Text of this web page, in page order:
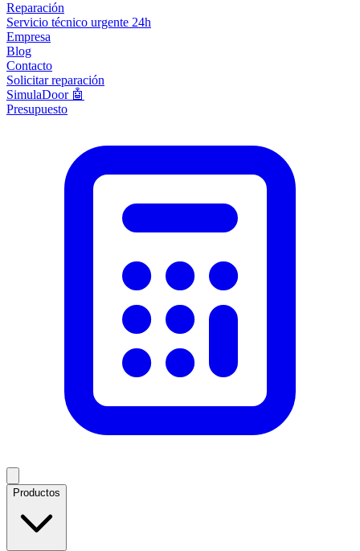
Reparación
Servicio técnico urgente 24h
Empresa
Blog
Contacto
Solicitar reparación
SimulaDoor 🤖
Presupuesto
Productos